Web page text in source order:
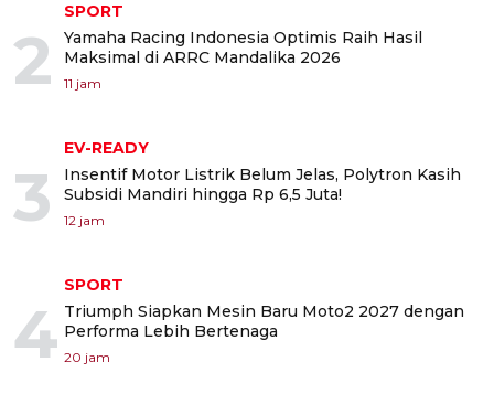
2
SPORT
Yamaha Racing Indonesia Optimis Raih Hasil
Maksimal di ARRC Mandalika 2026
11 jam
3
EV-READY
Insentif Motor Listrik Belum Jelas, Polytron Kasih
Subsidi Mandiri hingga Rp 6,5 Juta!
12 jam
4
SPORT
Triumph Siapkan Mesin Baru Moto2 2027 dengan
Performa Lebih Bertenaga
20 jam